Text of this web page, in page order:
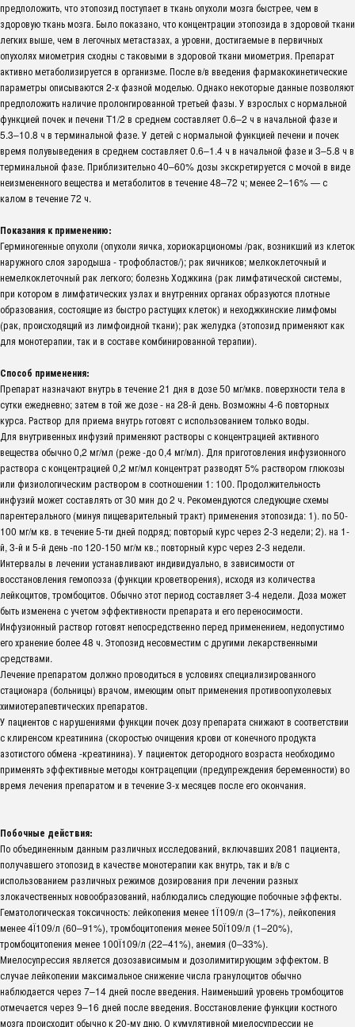
предположить, что этопозид поступает в ткань опухоли мозга быстрее, чем в
здоровую ткань мозга. Было показано, что концентрации этопозида в здоровой ткани
легких выше, чем в легочных метастазах, а уровни, достигаемые в первичных
опухолях миометрия сходны с таковыми в здоровой ткани миометрия. Препарат
активно метаболизируется в организме. После в/в введения фармакокинетические
параметры описываются 2-х фазной моделью. Однако некоторые данные позволяют
предположить наличие пролонгированной третьей фазы. У взрослых с нормальной
функцией почек и печени T1/2 в среднем составляет 0.6–2 ч в начальной фазе и
5.3–10.8 ч в терминальной фазе. У детей с нормальной функцией печени и почек
время полувыведения в среднем составляет 0.6–1.4 ч в начальной фазе и 3–5.8 ч в
терминальной фазе. Приблизительно 40–60% дозы экскретируется с мочой в виде
неизмененного вещества и метаболитов в течение 48–72 ч; менее 2–16% — с
калом в течение 72 ч.
Показания к применению:
Герминогенные опухоли (опухоли яичка, хориокарциономы /рак, возникший из клеток
наружного слоя зародыша - трофобластов/); рак яичников; мелкоклеточный и
немелкоклеточный рак легкого; болезнь Ходжкина (рак лимфатической системы,
при котором в лимфатических узлах и внутренних органах образуются плотные
образования, состоящие из быстро растущих клеток) и неходжкинские лимфомы
(рак, происходящий из лимфоидной ткани); рак желудка (этопозид применяют как
для монотерапии, так и в составе комбинированной терапии).
Способ применения:
Препарат назначают внутрь в течение 21 дня в дозе 50 мг/мкв. поверхности тела в
сутки ежедневно; затем в той же дозе - на 28-й день. Возможны 4-6 повторных
курса. Раствор для приема внутрь готовят с использованием только воды.
Для внутривенных инфузий применяют растворы с концентрацией активного
вещества обычно 0,2 мг/мл (реже -до 0,4 мг/мл). Для приготовления инфузионного
раствора с концентрацией 0,2 мг/мл концентрат разводят 5% раствором глюкозы
или физиологическим раствором в соотношении 1: 100. Продолжительность
инфузий может составлять от 30 мин до 2 ч. Рекомендуются следующие схемы
парентерального (минуя пищеварительный тракт) применения этопозида: 1). по 50-
100 мг/м кв. в течение 5-ти дней подряд; повторый курс через 2-3 недели; 2). на 1-
й, 3-й и 5-й день -по 120-150 мг/м кв.; повторный курс через 2-3 недели.
Интервалы в лечении устанавливают индивидуально, в зависимости от
восстановления гемопоэза (функции кроветворения), исходя из количества
лейкоцитов, тромбоцитов. Обычно этот период составляет 3-4 недели. Доза может
быть изменена с учетом эффективности препарата и его переносимости.
Инфузионный раствор готовят непосредственно перед применением, недопустимо
его хранение более 48 ч. Этопозид несовместим с другими лекарственными
средствами.
Лечение препаратом должно проводиться в условиях специализированного
стационара (больницы) врачом, имеющим опыт применения противоопухолевых
химиотерапевтических препаратов.
У пациентов с нарушениями функции почек дозу препарата снижают в соответствии
с клиренсом креатинина (скоростью очищения крови от конечного продукта
азотистого обмена -креатинина). У пациенток детородного возраста необходимо
применять эффективные методы контрацепции (предупреждения беременности) во
время лечения препаратом и в течение 3-х месяцев после его окончания.
Побочные действия:
По объединенным данным различных исследований, включавших 2081 пациента,
получавшего этопозид в качестве монотерапии как внутрь, так и в/в с
использованием различных режимов дозирования при лечении разных
злокачественных новообразований, наблюдались следующие побочные эффекты.
Гематологическая токсичность: лейкопения менее 1Ї109/л (3–17%), лейкопения
менее 4Ї109/л (60–91%), тромбоцитопения менее 50Ї109/л (1–20%),
тромбоцитопения менее 100Ї109/л (22–41%), анемия (0–33%).
Миелосупрессия является дозозависимым и дозолимитирующим эффектом. В
случае лейкопении максимальное снижение числа гранулоцитов обычно
наблюдается через 7–14 дней после введения. Наименьший уровень тромбоцитов
отмечается через 9–16 дней после введения. Восстановление функции костного
мозга происходит обычно к 20-му дню. О кумулятивной миелосупрессии не